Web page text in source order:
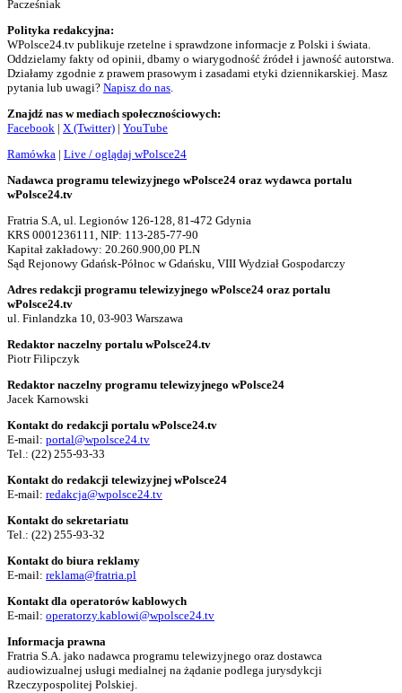
Pacześniak
Polityka redakcyjna:
WPolsce24.tv publikuje rzetelne i sprawdzone informacje z Polski i świata.
Oddzielamy fakty od opinii, dbamy o wiarygodność źródeł i jawność autorstwa.
Działamy zgodnie z prawem prasowym i zasadami etyki dziennikarskiej. Masz
pytania lub uwagi? Napisz do nas.
Znajdź nas w mediach społecznościowych:
Facebook | X (Twitter) | YouTube
Ramówka | Live / oglądaj wPolsce24
Nadawca programu telewizyjnego wPolsce24 oraz wydawca portalu
wPolsce24.tv
Fratria S.A, ul. Legionów 126-128, 81-472 Gdynia
KRS 0001236111, NIP: 113-285-77-90
Kapitał zakładowy: 20.260.900,00 PLN
Sąd Rejonowy Gdańsk-Północ w Gdańsku, VIII Wydział Gospodarczy
Adres redakcji programu telewizyjnego wPolsce24 oraz portalu
wPolsce24.tv
ul. Finlandzka 10, 03-903 Warszawa
Redaktor naczelny portalu wPolsce24.tv
Piotr Filipczyk
Redaktor naczelny programu telewizyjnego wPolsce24
Jacek Karnowski
Kontakt do redakcji portalu wPolsce24.tv
E-mail: portal@wpolsce24.tv
Tel.: (22) 255-93-33
Kontakt do redakcji telewizyjnej wPolsce24
E-mail: redakcja@wpolsce24.tv
Kontakt do sekretariatu
Tel.: (22) 255-93-32
Kontakt do biura reklamy
E-mail: reklama@fratria.pl
Kontakt dla operatorów kablowych
E-mail: operatorzy.kablowi@wpolsce24.tv
Informacja prawna
Fratria S.A. jako nadawca programu telewizyjnego oraz dostawca
audiowizualnej usługi medialnej na żądanie podlega jurysdykcji
Rzeczypospolitej Polskiej.